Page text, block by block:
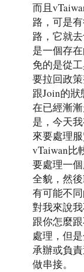
而且
路，可是
路，它就
是一個存
免的是從
要拉回政
跟Join的
在已經漸
是，今天
來要處理
vTaiwan比
要處理一
全貌，然
有可能不
對我來說
跟你怎麼
處理，但
承辦或負
做串接。